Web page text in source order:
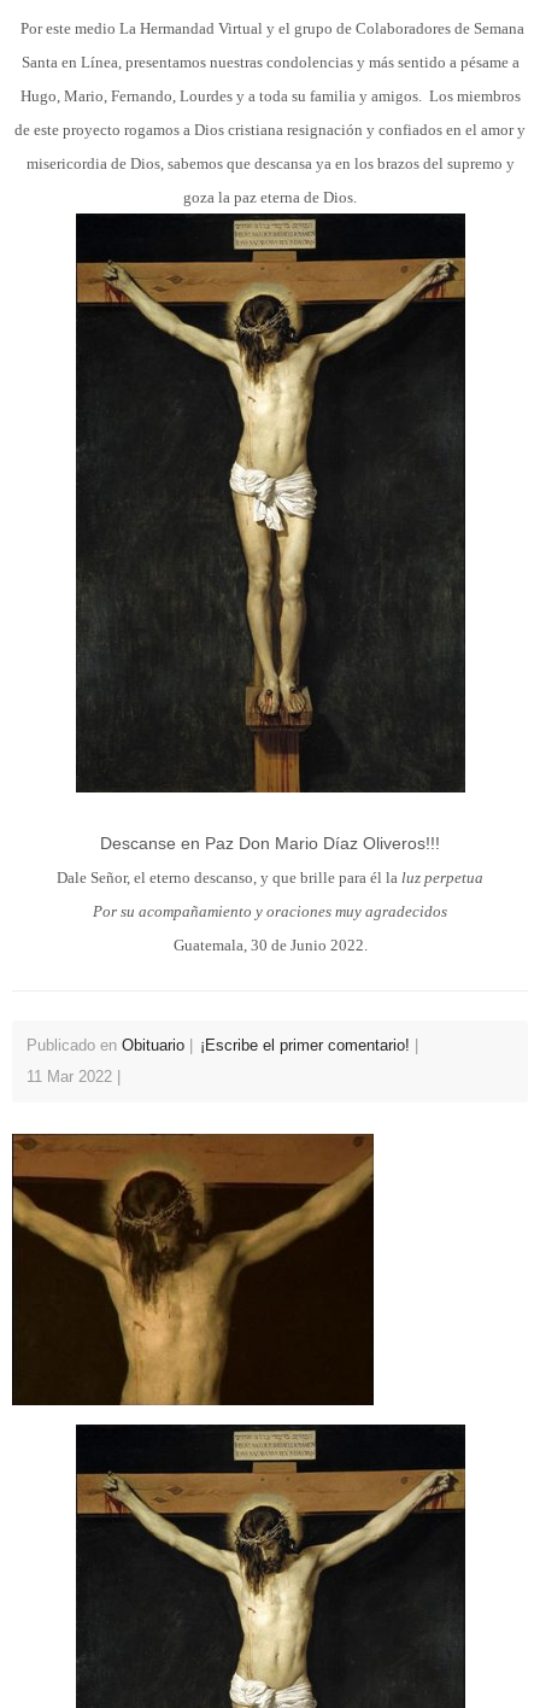
Por este medio La Hermandad Virtual y el grupo de Colaboradores de Semana
Santa en Línea, presentamos nuestras condolencias y más sentido a pésame a
Hugo, Mario, Fernando, Lourdes y a toda su familia y amigos. Los miembros
de este proyecto rogamos a Dios cristiana resignación y confiados en el amor y
misericordia de Dios, sabemos que descansa ya en los brazos del supremo y
goza la paz eterna de Dios.
Descanse en Paz Don Mario Díaz Oliveros!!!
Dale Señor, el eterno descanso, y que brille para él la luz perpetua
Por su acompañamiento y oraciones muy agradecidos
Guatemala, 30 de Junio 2022.
Publicado en Obituario
¡Escribe el primer comentario!
11 Mar 2022